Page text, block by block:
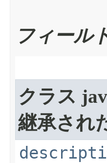
フィール
クラス
継承され